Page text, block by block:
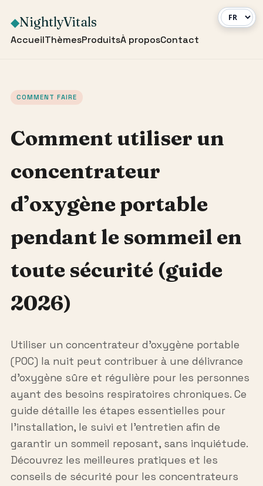
◆NightlyVitals
AccueilThèmesProduitsÀ proposContact
COMMENT FAIRE
Comment utiliser un
concentrateur
d’oxygène portable
pendant le sommeil en
toute sécurité (guide
2026)
Utiliser un concentrateur d’oxygène portable
(POC) la nuit peut contribuer à une délivrance
d’oxygène sûre et régulière pour les personnes
ayant des besoins respiratoires chroniques. Ce
guide détaille les étapes essentielles pour
l’installation, le suivi et l’entretien afin de
garantir un sommeil reposant, sans inquiétude.
Découvrez les meilleures pratiques et les
conseils de sécurité pour les concentrateurs